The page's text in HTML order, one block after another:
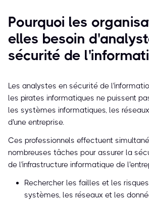
Pourquoi les
elles besoin
sécurité de
Les analystes en sécurité de
les pirates informatiques ne puissent
les systèmes informatiques, les
d'une entreprise.
Ces professionnels effectuent
nombreuses tâches pour assurer la
de l'infrastructure informatique de
Rechercher les failles et les
systèmes, les réseaux et les